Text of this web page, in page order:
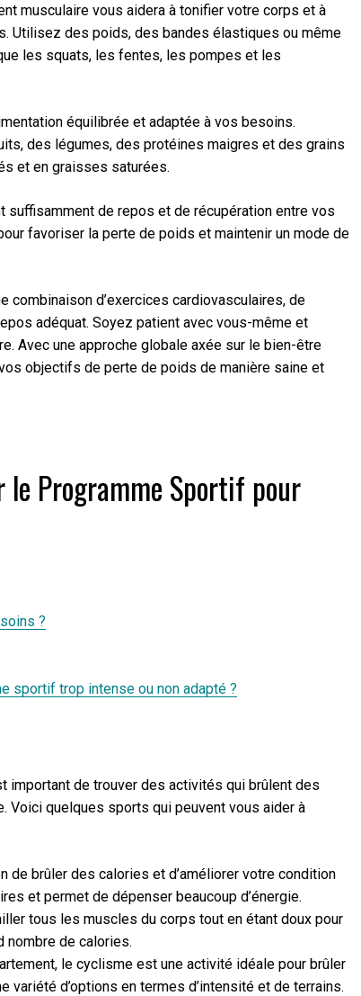
musculaire vous aidera à tonifier votre corps et à
Utilisez des poids, des bandes élastiques ou même
les squats, les fentes, les pompes et les
équilibrée et adaptée à vos besoins.
des légumes, des protéines maigres et des grains
et en graisses saturées.
suffisamment de repos et de récupération entre vos
favoriser la perte de poids et maintenir un mode de
combinaison d’exercices cardiovasculaires, de
adéquat. Soyez patient avec vous-même et
Avec une approche globale axée sur le bien-être
objectifs de perte de poids de manière saine et
le Programme Sportif pour
?
sportif trop intense ou non adapté ?
important de trouver des activités qui brûlent des
Voici quelques sports qui peuvent vous aider à
de brûler des calories et d’améliorer votre condition
et permet de dépenser beaucoup d’énergie.
tous les muscles du corps tout en étant doux pour
nombre de calories.
le cyclisme est une activité idéale pour brûler
d’options en termes d’intensité et de terrains.